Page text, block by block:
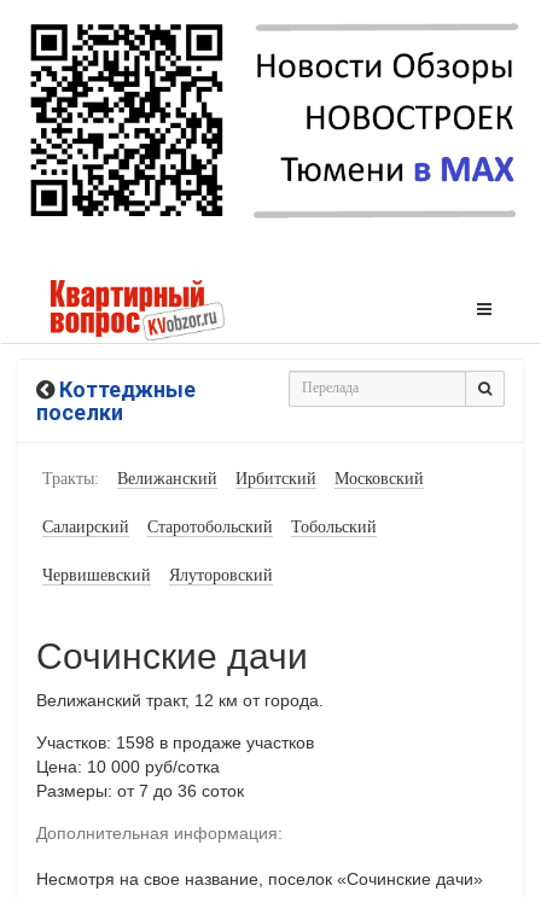
Коттеджные
поселки
Тракты: Велижанский Ирбитский Московский
Салаирский Старотобольский Тобольский
Червишевский Ялуторовский
Сочинские дачи
Велижанский тракт, 12 км от города.
Участков: 1598 в продаже участков
Цена: 10 000 руб/сотка
Размеры: от 7 до 36 соток
Дополнительная информация:
Несмотря на свое название, поселок «Сочинские дачи»